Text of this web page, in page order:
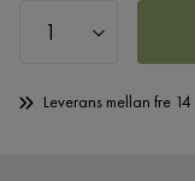
Leverans mellan fre